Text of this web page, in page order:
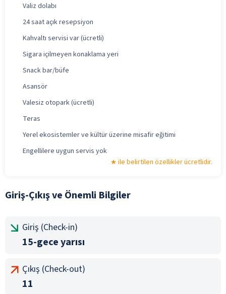
Valiz dolabı
24 saat açık resepsiyon
Kahvaltı servisi var (ücretli)
Sigara içilmeyen konaklama yeri
Snack bar/büfe
Asansör
Valesiz otopark (ücretli)
Teras
Yerel ekosistemler ve kültür üzerine misafir eğitimi
Engellilere uygun servis yok
ile belirtilen özellikler ücretlidir.
Giriş-Çıkış ve Önemli Bilgiler
Giriş (Check-in)
15-gece yarısı
Çıkış (Check-out)
11